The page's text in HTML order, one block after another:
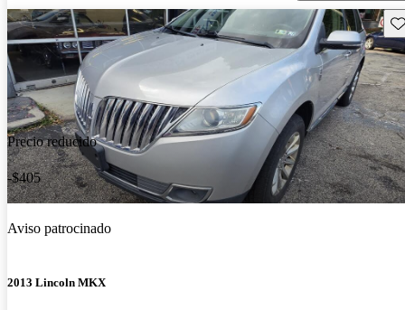
Precio reducido
-$405
Aviso patrocinado
2013 Lincoln MKX